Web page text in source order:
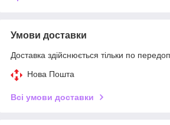
Умови доставки
Доставка здійснюється тільки по
Нова Пошта
Всі умови доставки